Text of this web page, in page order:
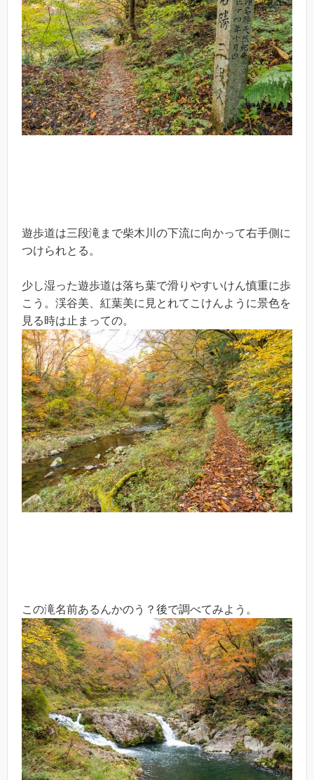
遊歩道は三段滝まで柴木川の下流に向かって右手側に
つけられとる。
少し湿った遊歩道は落ち葉で滑りやすいけん慎重に歩
こう。渓谷美、紅葉美に見とれてこけんように景色を
見る時は止まっての。
この滝名前あるんかのう？後で調べてみよう。